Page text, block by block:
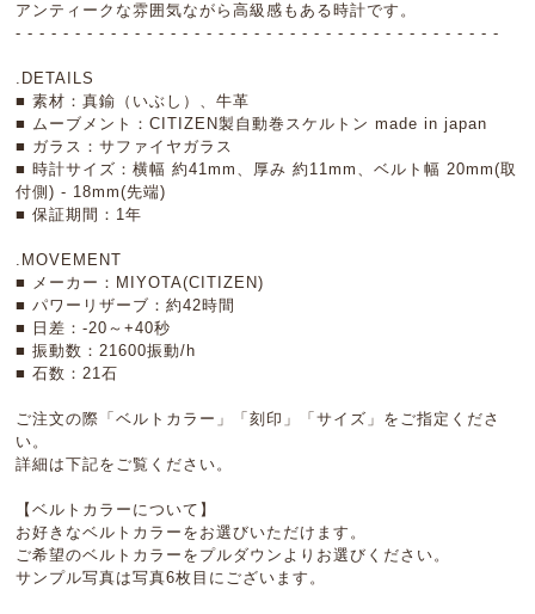
アンティークな雰囲気ながら高級感もある時計です。
- - - - - - - - - - - - - - - - - - - - - - - - - - - - - - - - - - - - - - - - -
.DETAILS
■ 素材：真鍮（いぶし）、牛革
■ ムーブメント：CITIZEN製自動巻スケルトン made in japan
■ ガラス：サファイヤガラス
■ 時計サイズ：横幅 約41mm、厚み 約11mm、ベルト幅 20mm(取
付側) - 18mm(先端)
■ 保証期間：1年
.MOVEMENT
■ メーカー：MIYOTA(CITIZEN)
■ パワーリザーブ：約42時間
■ 日差：-20～+40秒
■ 振動数：21600振動/h
■ 石数：21石
ご注文の際「ベルトカラー」「刻印」「サイズ」をご指定くださ
い。
詳細は下記をご覧ください。
【ベルトカラーについて】
お好きなベルトカラーをお選びいただけます。
ご希望のベルトカラーをプルダウンよりお選びください。
サンプル写真は写真6枚目にございます。